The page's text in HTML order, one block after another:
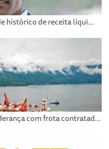
histórico de receita líqui...
com frota contratad...